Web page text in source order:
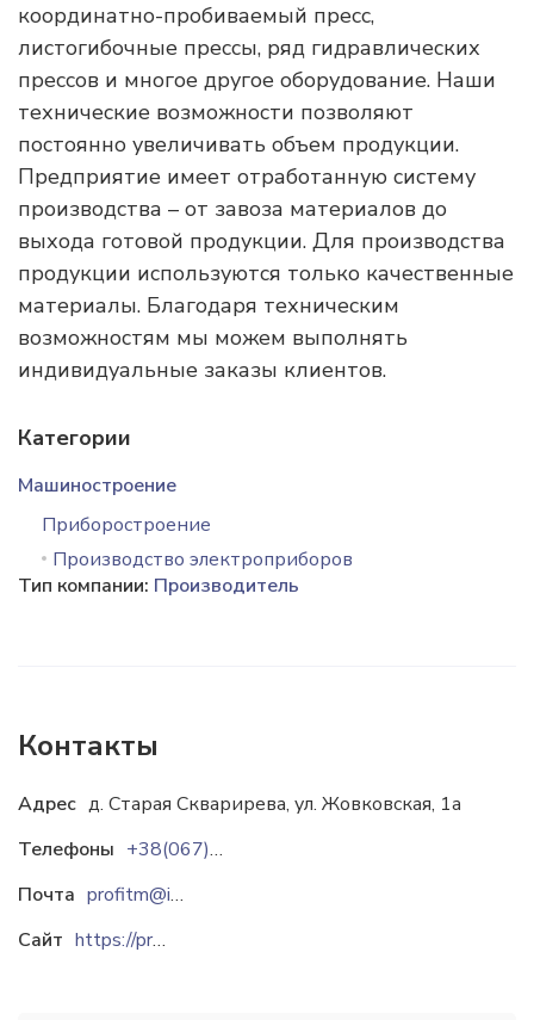
координатно-пробиваемый пресс,
листогибочные прессы, ряд гидравлических
прессов и многое другое оборудование. Наши
технические возможности позволяют
постоянно увеличивать объем продукции.
Предприятие имеет отработанную систему
производства – от завоза материалов до
выхода готовой продукции. Для производства
продукции используются только качественные
материалы. Благодаря техническим
возможностям мы можем выполнять
индивидуальные заказы клиентов.
Категории
Машиностроение
Приборостроение
Производство электроприборов
Тип компании: Производитель
Контакты
Адрес д. Старая Скварирева, ул. Жовковская, 1а
Телефоны
+38(067)3148364
Почта
profitm@i.ua
Сайт
https://profitm.in.ua